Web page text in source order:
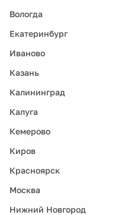
Вологда
Екатеринбург
Иваново
Казань
Калининград
Калуга
Кемерово
Киров
Красноярск
Москва
Нижний Новгород